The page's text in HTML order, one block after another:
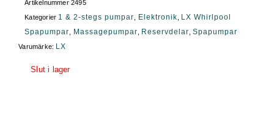
Artikelnummer2495
Kategorier 1 & 2-stegs pumpar Elektronik LX Whirlpool
Spapumpar
Massagepumpar Reservdelar ,Spapumpar
Varumärke: LX
Slut i lager